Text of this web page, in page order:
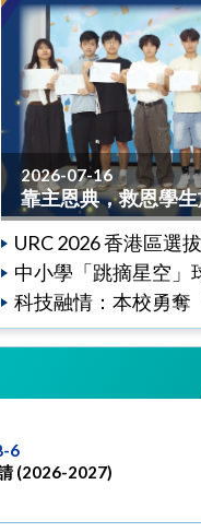
2026-07-16
靠主恩典，救恩學
URC 2026 香港區選
中小學「跳摘星空」
科技融情：本校勇奪
6
(2026-2027)